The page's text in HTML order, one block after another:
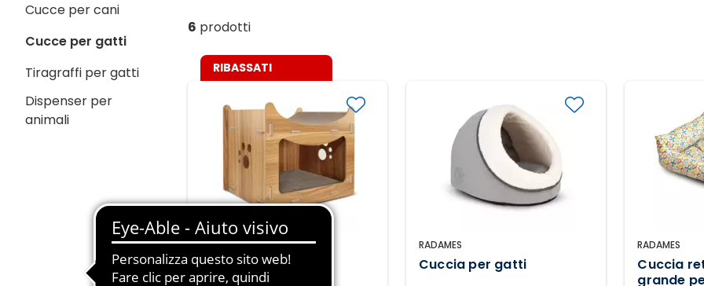
Cucce per cani
Cucce per gatti
Tiragraffi per gatti
Dispenser per
animali
6 prodotti
Tiragraffi e cuccia
Canadese
RIBASSATI
RADAMES
Cuccia per gatti
RADAMES
Cuccia
grande